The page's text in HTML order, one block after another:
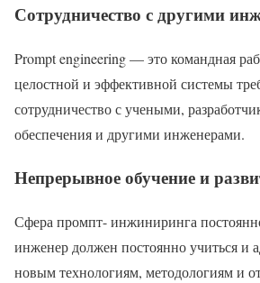
Сотрудничество с другими
Prompt engineering — это командная
целостной и эффективной системы
сотрудничество с учеными,
обеспечения и другими инженерами.
Непрерывное обучение и
Сфера промпт- инжиниринга
инженер должен постоянно учиться и
новым технологиям, методологиям и